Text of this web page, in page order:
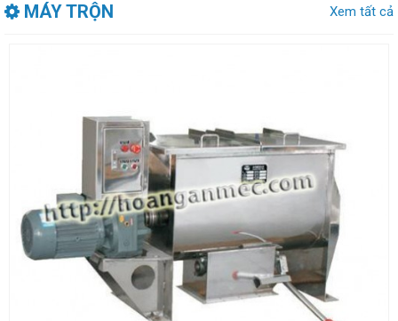
MÁY TRỘN Xem tất cả